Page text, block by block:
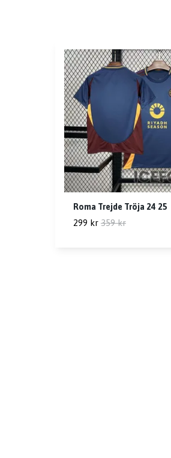
Roma Trejde Tröja 24 25
299 kr 359 kr